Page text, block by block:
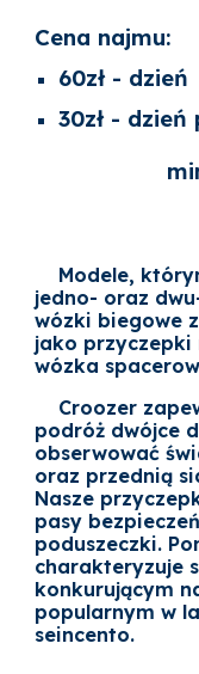
Cena najmu:
60zł - dzień
30zł - dzień
Modele,
jedno- oraz
wózki biegowe
jako przyczepki
wózka
Croozer
podróż dwójce
obserwować
oraz przednią
Nasze
pasy
poduszeczki.
charakteryzuje
konkurującym
popularnym w
seincento.